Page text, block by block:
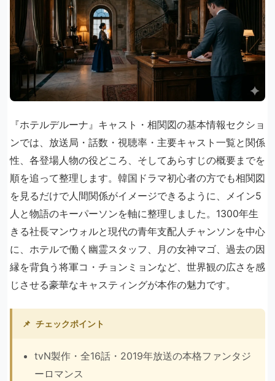
『ホテルデルーナ』キャスト・相関図の基本情報セクショ
ンでは、放送局・話数・視聴率・主要キャスト一覧と関係
性、各登場人物の役どころ、そしてあらすじの概要までを
順を追って整理します。韓国ドラマ初心者の方でも相関図
を見るだけで人間関係がイメージできるように、メイン5
人と物語のキーパーソンを軸に整理しました。1300年生
きる社長マンウォルと現代の青年支配人チャンソンを中心
に、ホテルで働く幽霊スタッフ、月の女神マゴ、過去の因
縁を背負う将軍コ・チョンミョンなど、世界観の広さを感
じさせる豪華なキャスティングが本作の魅力です。
📌 チェックポイント
tvN製作・全16話・2019年放送の本格ファンタジ
ーロマンス